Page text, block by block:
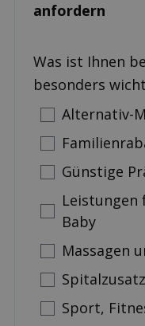
anfordern
Was ist Ihnen
besonders
Alternativ-
Günstige
Leistungen
Baby
Massagen
Sport,